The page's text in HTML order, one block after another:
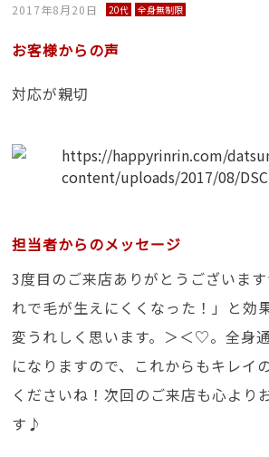
2017年8月20日 20代 全身無制限
お客様からの声
対応が親切
担当者からのメッセージ
3度目のご来店ありがとうございま
れで毛が生えにくくなった！」と効
変うれしく思います。＞＜♡。全身
になりますので、これからもキレイ
くださいね！次回のご来店も心より
す♪